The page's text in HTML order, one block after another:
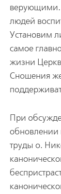
верующими.
людей
Установим
самое
жизни
Сношения
При
обновлении
труды о.